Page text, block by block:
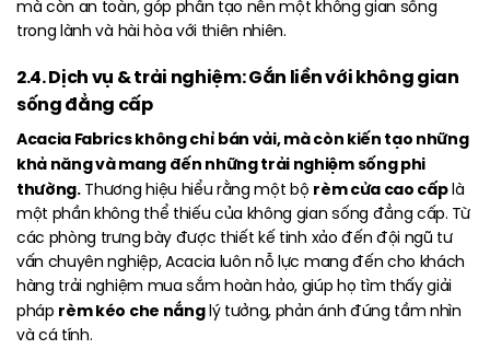
mà còn an toàn, góp phần tạo nên một không gian sống
trong lành và hài hòa với thiên nhiên.
2.4. Dịch vụ & trải nghiệm: Gắn liền với không gian
sống đẳng cấp
Acacia Fabrics không chỉ bán vải, mà còn kiến tạo những
khả năng và mang đến những trải nghiệm sống phi
thường.Thương hiệu hiểu rằng một bộ rèm cửa cao cấplà
một phần không thể thiếu của không gian sống đẳng cấp. Từ
các phòng trưng bày được thiết kế tinh xảo đến đội ngũ tư
vấn chuyên nghiệp, Acacia luôn nỗ lực mang đến cho khách
hàng trải nghiệm mua sắm hoàn hảo, giúp họ tìm thấy giải
pháp rèm kéo che nắnglý tưởng, phản ánh đúng tầm nhìn
và cá tính.